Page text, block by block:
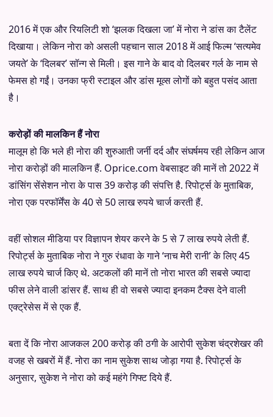
2016 में एक और रियलिटी शो ‘झलक दिखला जा’ में नोरा ने डांस का टैलेंट
दिखाया। लेकिन नोरा को असली पहचान साल 2018 में आई फिल्म ‘सत्यमेव
जयते’ के ‘दिलबर’ सॉन्ग से मिली। इस गाने के बाद वो दिलबर गर्ल के नाम से
फेमस हो गईं। उनका फ्री स्टाइल और डांस मूव्स लोगों को बहुत पसंद आता
है।
करोड़ों की मालकिन हैं नोरा
मालूम हो कि भले ही नोरा की शुरुआती जर्नी दर्द और संघर्षमय रही लेकिन आज
नोरा करोड़ों की मालकिन हैं. Oprice.com वेबसाइट की मानें तो 2022 में
डांसिंग सेंसेशन नोरा के पास 39 करोड़ की संपत्ति है. रिपोर्ट्स के मुताबिक,
नोरा एक परफॉर्मेंस के 40 से 50 लाख रुपये चार्ज करती हैं.
वहीं सोशल मीडिया पर विज्ञापन शेयर करने के 5 से 7 लाख रुपये लेती हैं.
रिपोर्ट्स के मुताबिक नोरा ने गुरु रंधावा के गाने ‘नाच मेरी रानी’ के लिए 45
लाख रुपये चार्ज किए थे. अटकलों की मानें तो नोरा भारत की सबसे ज्यादा
फीस लेने वाली डांसर हैं. साथ ही वो सबसे ज्यादा इनकम टैक्स देने वाली
एक्ट्रेसेस में से एक हैं.
बता दें कि नोरा आजकल 200 करोड़ की ठगी के आरोपी सुकेश चंद्रशेखर की
वजह से खबरों में हैं. नोरा का नाम सुकेश साथ जोड़ा गया है. रिपोर्ट्स के
अनुसार, सुकेश ने नोरा को कई महंगे गिफ्ट दिये हैं.